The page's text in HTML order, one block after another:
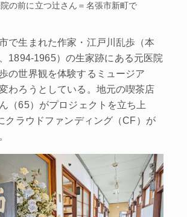
院の前に立つ辻さん＝名張市新町で
で生まれた作家・江戸川乱歩（本
1894‐1965）の生家跡にある元医院
の世界観を体験するミュージア
わろうとしている。地元の喫茶店
（65）がプロジェクトを立ち上
クラウドファンディング（CF）が